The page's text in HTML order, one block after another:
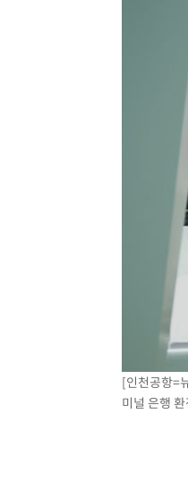
[인천공항=
미널 은행